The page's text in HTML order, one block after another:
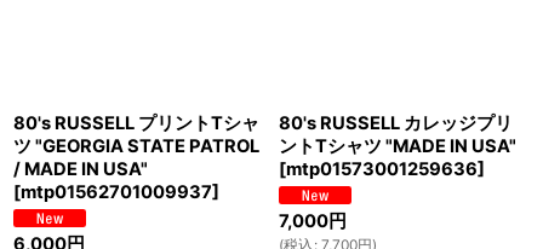
80's RUSSELL プリントTシャ
ツ "GEORGIA STATE PATROL
/ MADE IN USA"
[mtp01562701009937]
6,000円
80's RUSSELL カレッジプリ
ントTシャツ "MADE IN USA"
[mtp01573001259636]
7,000円
(税込 : 7,700円)